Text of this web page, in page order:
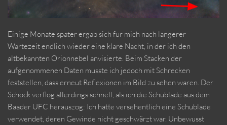
Einige Monate später ergab sich für mich nach längerer
Wartezeit endlich wieder eine klare Nacht, in der ich den
altbekannten Orionnebel anvisierte. Beim Stacken der
aufgenommenen Daten musste ich jedoch mit Schrecken
feststellen, dass erneut Reflexionen im Bild zu sehen waren. Der
Schock verflog allerdings schnell, als ich die Schublade aus dem
Baader UFC herauszog: Ich hatte versehentlich eine Schublade
verwendet, deren Gewinde nicht geschwärzt war. Unbewusst